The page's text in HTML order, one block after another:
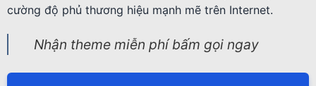
cường độ phủ thương hiệu mạnh mẽ trên Internet.
Nhận theme miễn phí bấm gọi ngay